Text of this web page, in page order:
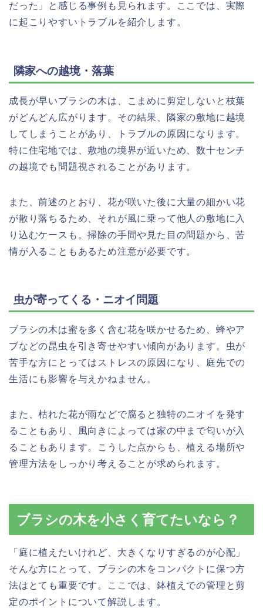
だった」と感じる事例も見られます。ここでは、実際
に起こりやすいトラブルを紹介します。
隣家への越境・落葉
成長が早いブラシの木は、こまめに剪定しないと枝葉
がどんどん広がります。その結果、隣家の敷地に越境
してしまうことがあり、トラブルの原因になります。
特に住宅地では、敷地の境界が近いため、数十センチ
の越境でも問題視されることがあります。
また、前述のとおり、花が咲いた後に大量の細かい花
が散り落ちるため、それが風に乗って他人の敷地に入
り込むケースも。掃除の手間や見た目の問題から、苦
情が入ることもあるため注意が必要です。
虫が寄ってくる・ニオイ問題
ブラシの木は蜜を多く含む花を咲かせるため、蜂やア
ブなどの昆虫を引き寄せやすい傾向があります。虫が
苦手な方にとってはストレスの原因になり、庭先での
生活にも影響を与えかねません。
また、枯れた花が雨などで腐ると独特のニオイを発す
ることもあり、風向きによっては家の中まで匂いが入
ることもあります。こうした点からも、植える場所や
管理方法をしっかり考えることが求められます。
ブラシの木を小さく育てたいなら？
「庭に植えたいけれど、大きくなりすぎるのが心配」
そんな方にとって、ブラシの木をコンパクトに保つ方
法はとても重要です。ここでは、鉢植えでの管理と剪
定のポイントについて解説します。